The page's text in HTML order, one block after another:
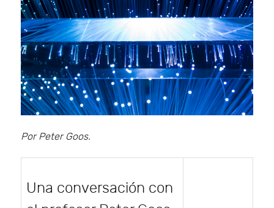
Por Peter Goos.
Una conversación con